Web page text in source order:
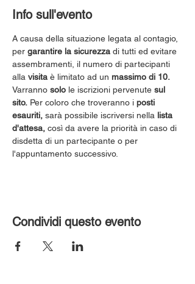
Info sull'evento
A causa della situazione legata al contagio,
per garantire la sicurezza di tutti ed evitare
assembramenti, il numero di partecipanti
alla visita è limitato ad un massimo di 10.
Varranno solo le iscrizioni pervenute sul
sito. Per coloro che troveranno i posti
esauriti, sarà possibile iscriversi nella lista
d'attesa, così da avere la priorità in caso di
disdetta di un partecipante o per
l'appuntamento successivo.
Condividi questo evento